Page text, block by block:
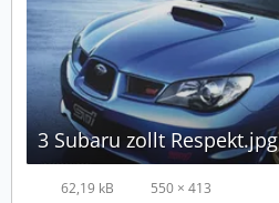
3 Subaru zollt Respekt.jpg
62,19 kB 550 × 413